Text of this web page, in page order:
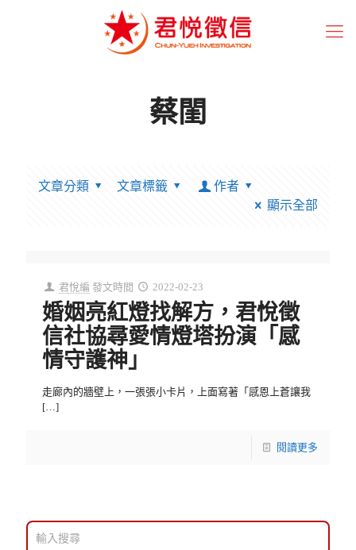
蔡閨
文章分類 文章標籤
作者
顯示全部
君悅編 發文時間 2022-02-23
婚姻亮紅燈找解方，君悅徵
信社協尋愛情燈塔扮演「感
情守護神」
走廊內的牆壁上，一張張小卡片，上面寫著「感恩上蒼讓我
[…]
閱讀更多